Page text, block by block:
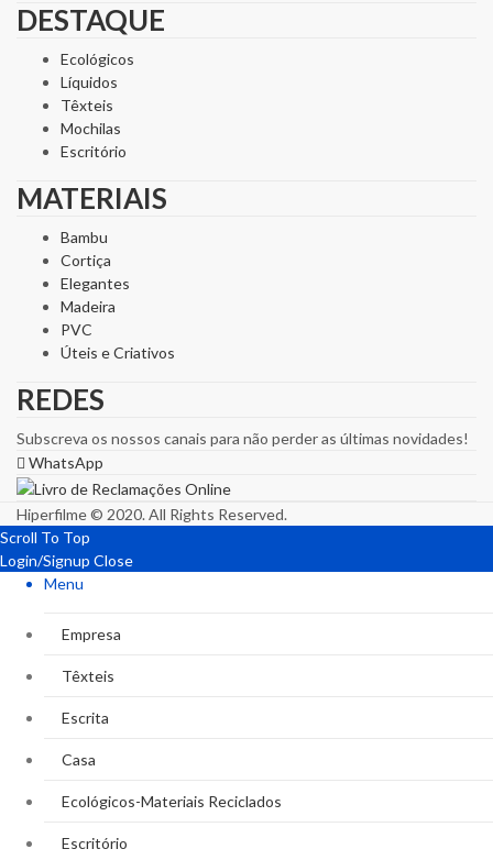
DESTAQUE
Ecológicos
Líquidos
Têxteis
Mochilas
Escritório
MATERIAIS
Bambu
Cortiça
Elegantes
Madeira
PVC
Úteis e Criativos
REDES
Subscreva os nossos canais para não perder as últimas novidades!
WhatsApp
Hiperfilme © 2020. All Rights Reserved.
Scroll To Top
Login/Signup Close
Menu
Empresa
Têxteis
Escrita
Casa
Ecológicos-Materiais Reciclados
Escritório